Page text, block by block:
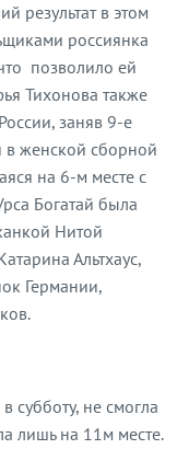
результат в этом
россиянка
позволило ей
Тихонова также
заняв 9-е
в женской сборной
на 6-м месте с
Богатай была
Нитой
Альтхаус,
Германии,
субботу, не смогла
лишь на 11м месте.